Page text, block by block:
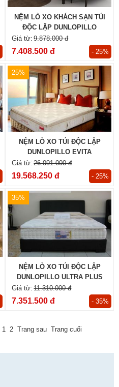
NỆM LÒ XO KHÁCH SẠN TÚI
ĐỘC LẬP DUNLOPILLO
CONTRACT IPS
9.878.000 đ
7.408.500 đ - 25%
25%
NỆM LÒ XO TÚI ĐỘC LẬP
DUNLOPILLO EVITA
26.091.000 đ
19.568.250 đ - 25%
35%
NỆM LÒ XO TÚI ĐỘC LẬP
DUNLOPILLO ULTRA PLUS
11.310.000 đ
7.351.500 đ - 35%
1 2 Trang sau Trang cuối